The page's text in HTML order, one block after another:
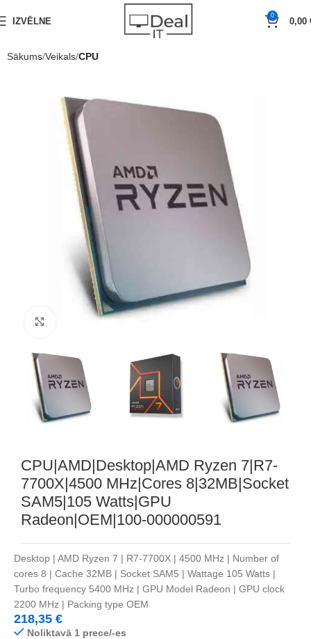
IZVĒLNE
0
0,00
Sākums Veikals CPU
Noklikšķiniet, lai palielinātu
CPU|AMD|Desktop|AMD Ryzen 7|R7-
7700X|4500 MHz|Cores 8|32MB|Socket
SAM5|105 Watts|GPU
Radeon|OEM|100-000000591
Desktop | AMD Ryzen 7 | R7-7700X | 4500 MHz | Number of
cores 8 | Cache 32MB | Socket SAM5 | Wattage 105 Watts |
Turbo frequency 5400 MHz | GPU Model Radeon | GPU clock
2200 MHz | Packing type OEM
218,35 €
Noliktavā 1 prece/-es